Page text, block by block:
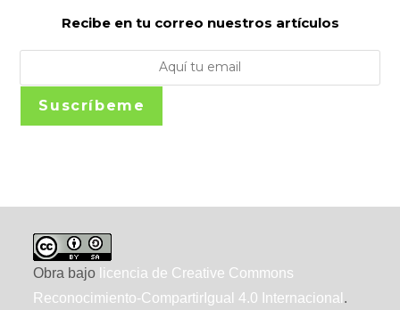
Recibe en tu correo nuestros artículos
Suscríbeme
Obra bajo licencia de Creative Commons
Reconocimiento-CompartirIgual 4.0 Internacional .